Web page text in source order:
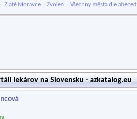
- Zlaté Moravce - Zvolen - Všechny města dle
lekárov na Slovensku - azkatalog.eu